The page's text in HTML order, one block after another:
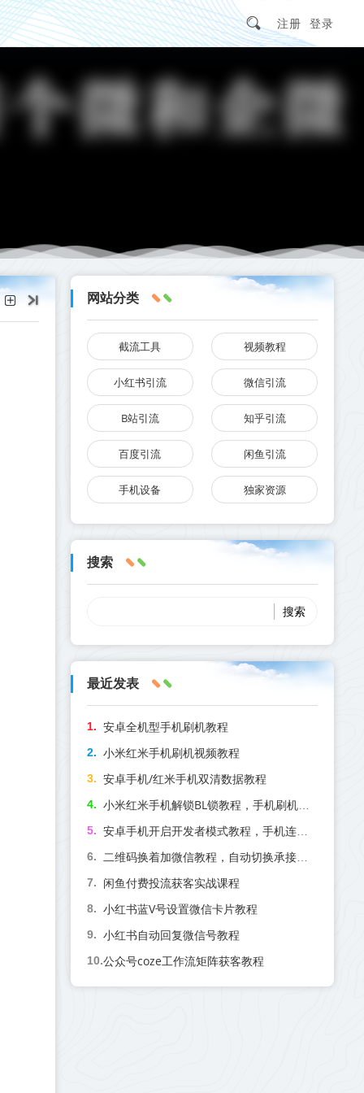
注册 登录
网站分类
截流工具 视频教程
小红书引流 微信引流
B站引流 知乎引流
百度引流 闲鱼引流
手机设备 独家资源
搜索
最近发表
安卓全机型手机刷机教程
小米红米手机刷机视频教程
安卓手机/红米手机双清数据教程
闲鱼付费投流获客实战课程
小红书蓝V号设置微信卡片教程
小红书自动回复微信号教程
公众号coze工作流矩阵获客教程